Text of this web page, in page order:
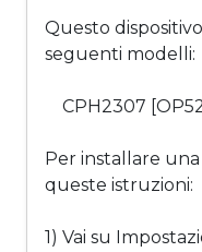
Questo
seguenti modelli:
CPH2307
Per installare
queste istruzioni:
1) Vai su